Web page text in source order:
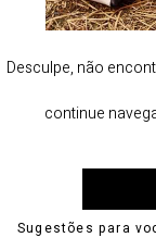
Desculpe, não
continue
Sugestões para